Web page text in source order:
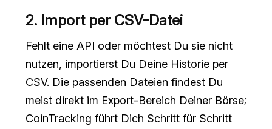
2. Import per CSV-Datei
Fehlt eine API oder möchtest Du sie nicht
nutzen, importierst Du Deine Historie per
CSV. Die passenden Dateien findest Du
meist direkt im Export-Bereich Deiner Börse;
CoinTracking führt Dich Schritt für Schritt